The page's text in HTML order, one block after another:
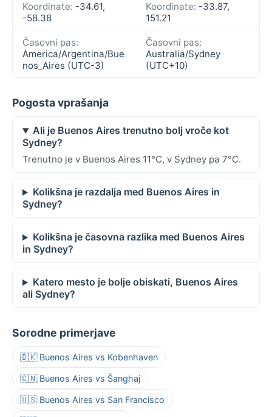
Koordinate: -34.61,
-58.38
Koordinate: -33.87,
151.21
Časovni pas:
America/Argentina/Bue
nos_Aires (UTC-3)
Časovni pas:
Australia/Sydney
(UTC+10)
Pogosta vprašanja
Ali je Buenos Aires trenutno bolj vroče kot
Sydney?
Trenutno je v Buenos Aires 11°C, v Sydney pa 7°C.
Kolikšna je razdalja med Buenos Aires in
Sydney?
Kolikšna je časovna razlika med Buenos Aires
in Sydney?
Katero mesto je bolje obiskati, Buenos Aires
ali Sydney?
Sorodne primerjave
🇩🇰 Buenos Aires vs Kobenhaven
🇨🇳 Buenos Aires vs Šanghaj
🇺🇸 Buenos Aires vs San Francisco